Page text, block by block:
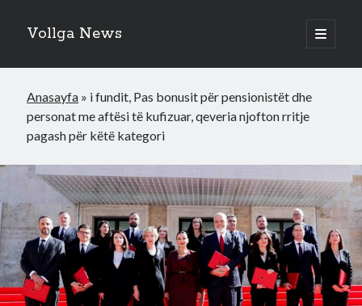
Vollga News
open
primary
Anasayfa » i fundit, Pas bonusit për pensionistët dhe
personat me aftësi të kufizuar, qeveria njofton rritje
pagash për këtë kategori